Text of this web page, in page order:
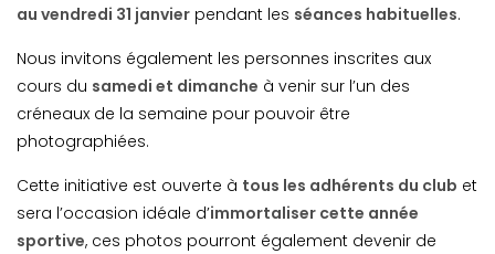
au vendredi 31 janvier pendant les séances habituelles.
Nous invitons également les personnes inscrites aux
cours du samedi et dimanche à venir sur l’un des
créneaux de la semaine pour pouvoir être
photographiées.
Cette initiative est ouverte à tous les adhérents du club et
sera l’occasion idéale d’immortaliser cette année
sportive, ces photos pourront également devenir de